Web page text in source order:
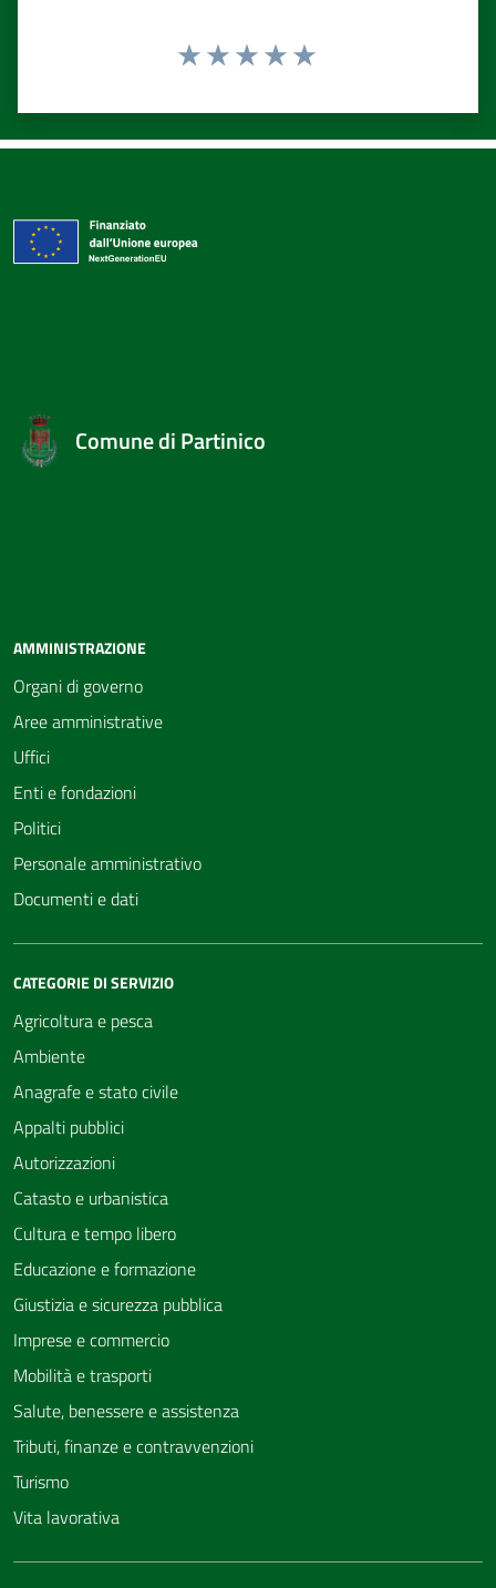
Comune di Partinico
AMMINISTRAZIONE
Organi di governo
Aree amministrative
Uffici
Enti e fondazioni
Politici
Personale amministrativo
Documenti e dati
CATEGORIE DI SERVIZIO
Agricoltura e pesca
Ambiente
Anagrafe e stato civile
Appalti pubblici
Autorizzazioni
Catasto e urbanistica
Cultura e tempo libero
Educazione e formazione
Giustizia e sicurezza pubblica
Imprese e commercio
Mobilità e trasporti
Salute, benessere e assistenza
Tributi, finanze e contravvenzioni
Turismo
Vita lavorativa